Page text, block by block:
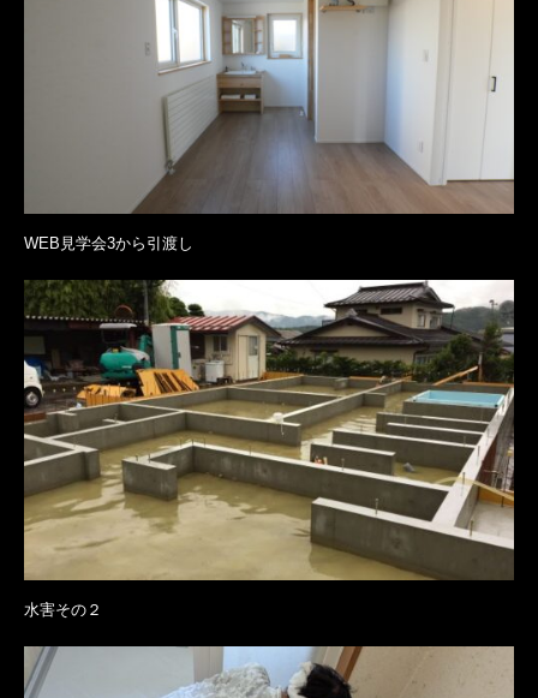
WEB見学会3から引渡し
水害その２